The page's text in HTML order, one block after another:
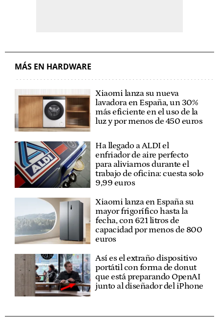
MÁS EN HARDWARE
Xiaomi lanza su nueva
lavadora en España, un 30%
más eficiente en el uso de la
luz y por menos de 450 euros
Ha llegado a ALDI el
enfriador de aire perfecto
para aliviarnos durante el
trabajo de oficina: cuesta solo
9,99 euros
Xiaomi lanza en España su
mayor frigorífico hasta la
fecha, con 621 litros de
capacidad por menos de 800
euros
Así es el extraño dispositivo
portátil con forma de donut
que está preparando OpenAI
junto al diseñador del iPhone